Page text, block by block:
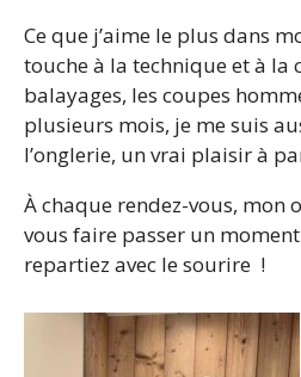
Ce que j’aime le plus dans
touche à la technique et à la
balayages, les coupes
plusieurs mois, je me suis
l’onglerie, un vrai plaisir à
À chaque rendez-vous, mon
vous faire passer un
repartiez avec le sourire !